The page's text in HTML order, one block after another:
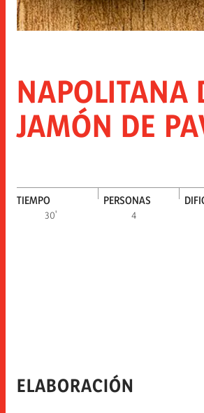
NAPOLITANA
JAMÓN DE
TIEMPO
30'
PERSONAS
4
ELABORACIÓN